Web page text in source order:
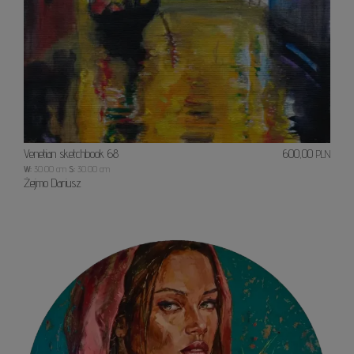
Venetian sketchbook 68
W: 30.00 cm S: 30.00 cm
Żejmo Dariusz
600,00 PLN